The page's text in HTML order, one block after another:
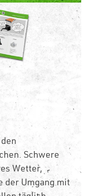
Schwere
Wetter,
der Umgang mit